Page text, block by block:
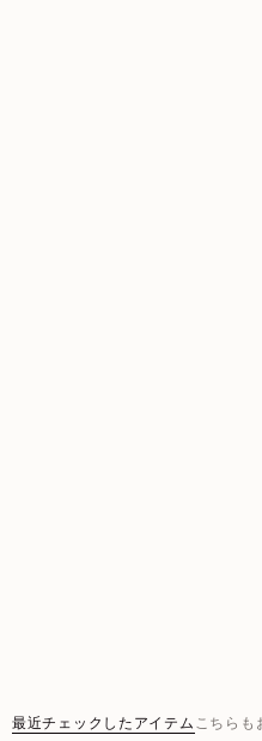
最近チェックしたアイテム こちらも